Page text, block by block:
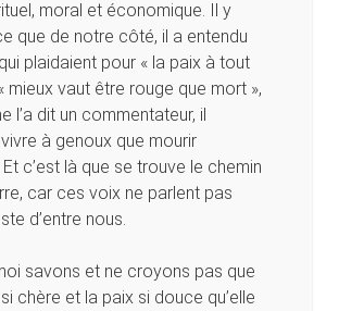
moral et économique. Il y
que de notre côté, il a entendu
plaidaient pour « la paix à tout
mieux vaut être rouge que mort »,
l’a dit un commentateur, il
à genoux que mourir
c’est là que se trouve le chemin
car ces voix ne parlent pas
d’entre nous.
savons et ne croyons pas que
chère et la paix si douce qu’elle